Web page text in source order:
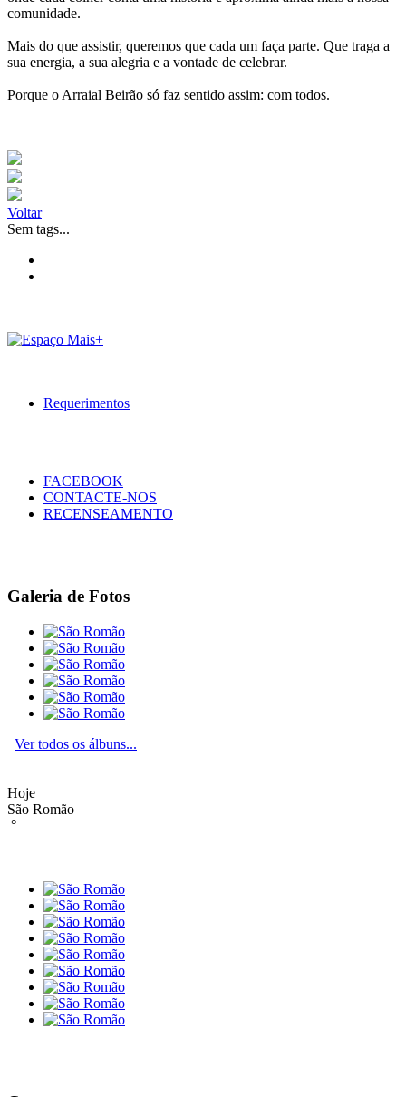
comunidade.
Mais do que assistir, queremos que cada um faça parte. Que traga a
sua energia, a sua alegria e a vontade de celebrar.
Porque o Arraial Beirão só faz sentido assim: com todos.
Voltar
Sem tags...
Requerimentos
FACEBOOK
CONTACTE-NOS
RECENSEAMENTO
Galeria de Fotos
Ver todos os álbuns...
Hoje
São Romão
°